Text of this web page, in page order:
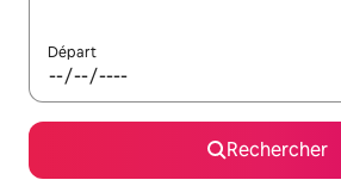
Départ
Rechercher